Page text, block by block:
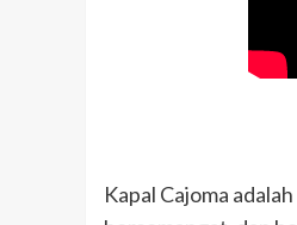
Kapal Cajoma